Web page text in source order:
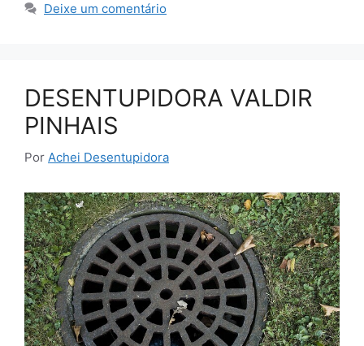
Deixe um comentário
DESENTUPIDORA VALDIR
PINHAIS
Por Achei Desentupidora